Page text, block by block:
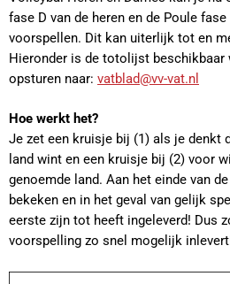
fase D van de heren en de Poule
voorspellen. Dit kan uiterlijk tot en
Hieronder is de totolijst beschikbaar
opsturen naar: vatblad@vv-vat.nl
Hoe werkt het?
Je zet een kruisje bij (1) als je denkt
land wint en een kruisje bij (2) voor
genoemde land. Aan het einde van
bekeken en in het geval van gelijk
eerste zijn tot heeft ingeleverd! Dus
voorspelling zo snel mogelijk